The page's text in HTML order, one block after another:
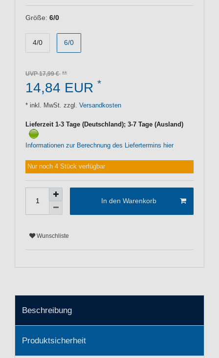
Größe: 6/0
4/0 6/0
UVP 17,99 €
14,84 EUR *
* inkl. MwSt. zzgl. Versandkosten
Lieferzeit 1-3 Tage (Deutschland); 3-7 Tage (Ausland)
Informationen zur Berechnung des Liefertermins hier
Nur noch 4 Stück verfügbar
In den Warenkorb
Wunschliste
Beschreibung
Produktsicherheit